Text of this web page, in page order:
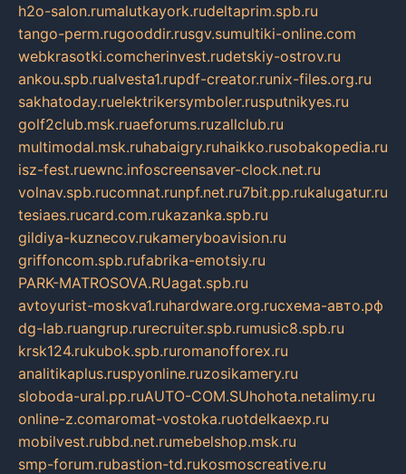
h2o-salon.rumalutkayork.rudeltaprim.spb.ru
tango-perm.rugooddir.rusgv.sumultiki-online.com
webkrasotki.comcherinvest.rudetskiy-ostrov.ru
ankou.spb.rualvesta1.rupdf-creator.runix-files.org.ru
sakhatoday.ruelektrikersymboler.rusputnikyes.ru
golf2club.msk.ruaeforums.ruzallclub.ru
multimodal.msk.ruhabaigry.ruhaikko.rusobakopedia.ru
isz-fest.ruewnc.infoscreensaver-clock.net.ru
volnav.spb.rucomnat.runpf.net.ru7bit.pp.rukalugatur.ru
tesiaes.rucard.com.rukazanka.spb.ru
gildiya-kuznecov.rukameryboavision.ru
griffoncom.spb.rufabrika-emotsiy.ru
PARK-MATROSOVA.RUagat.spb.ru
avtoyurist-moskva1.ruhardware.org.ruсхема-авто.рф
dg-lab.ruangrup.rurecruiter.spb.rumusic8.spb.ru
krsk124.rukubok.spb.ruromanofforex.ru
analitikaplus.ruspyonline.ruzosikamery.ru
sloboda-ural.pp.ruAUTO-COM.SUhohota.netalimy.ru
online-z.comaromat-vostoka.ruotdelkaexp.ru
mobilvest.rubbd.net.rumebelshop.msk.ru
smp-forum.rubastion-td.rukosmoscreative.ru